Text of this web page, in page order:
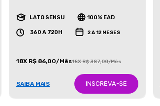
LATO SENSU 100% EAD
360 A 720H 2 A 12 MESES
18X R$ 86,00/Mês18X R$ 387,00/Mês
SAIBA MAIS INSCREVA-SE